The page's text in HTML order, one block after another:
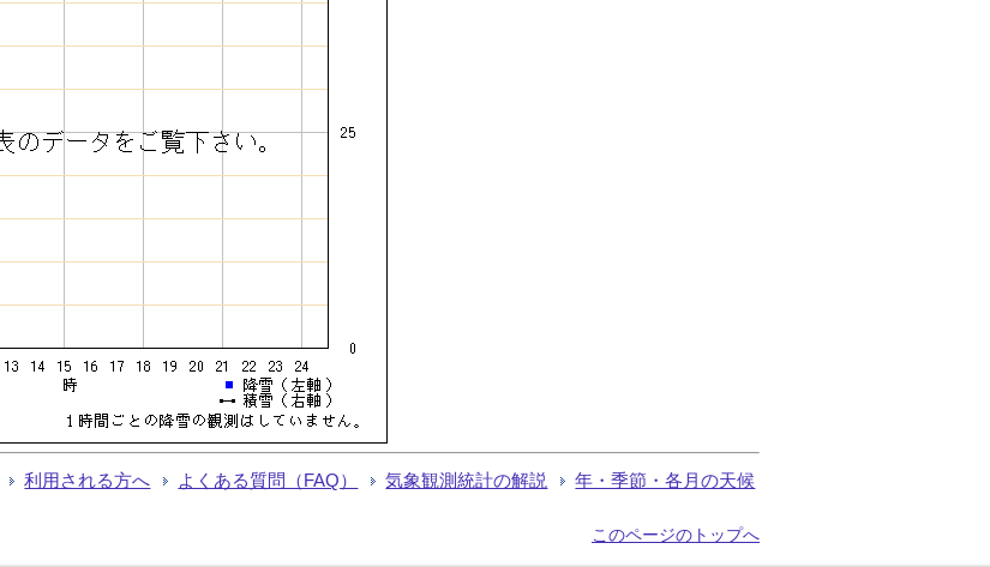
利用される方へ よくある質問（FAQ） 気象観測統計の解説 年・季節・各月の天候
このページのトップへ